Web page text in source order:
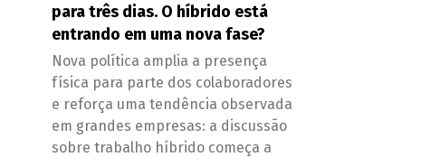
para três dias. O híbrido está
entrando em uma nova fase?
Nova política amplia a presença
física para parte dos colaboradores
e reforça uma tendência observada
em grandes empresas: a discussão
sobre trabalho híbrido começa a